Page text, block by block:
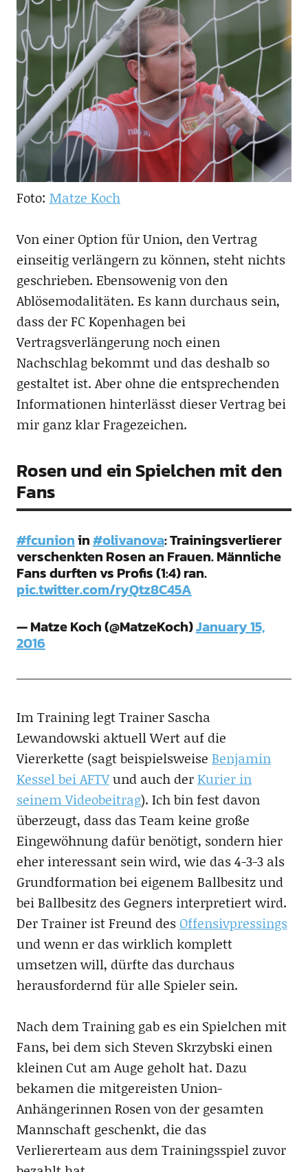
Foto: Matze Koch
Von einer Option für Union, den Vertrag
einseitig verlängern zu können, steht nichts
geschrieben. Ebensowenig von den
Ablösemodalitäten. Es kann durchaus sein,
dass der FC Kopenhagen bei
Vertragsverlängerung noch einen
Nachschlag bekommt und das deshalb so
gestaltet ist. Aber ohne die entsprechenden
Informationen hinterlässt dieser Vertrag bei
mir ganz klar Fragezeichen.
Rosen und ein Spielchen mit den
Fans
#fcunionin#olivanova: Trainingsverlierer
verschenkten Rosen an Frauen. Männliche
Fans durften vs Profis (1:4) ran.
pic.twitter.com/ryQtz8C45A
— Matze Koch (@MatzeKoch)January 15,
2016
Im Training legt Trainer Sascha
Lewandowski aktuell Wert auf die
Viererkette (sagt beispielsweise Benjamin
Kessel bei AFTVund auch derKurier in
seinem Videobeitrag). Ich bin fest davon
überzeugt, dass das Team keine große
Eingewöhnung dafür benötigt, sondern hier
eher interessant sein wird, wie das 4-3-3 als
Grundformation bei eigenem Ballbesitz und
bei Ballbesitz des Gegners interpretiert wird.
Der Trainer ist Freund des Offensivpressings
und wenn er das wirklich komplett
umsetzen will, dürfte das durchaus
herausfordernd für alle Spieler sein.
Nach dem Training gab es ein Spielchen mit
Fans, bei dem sich Steven Skrzybski einen
kleinen Cut am Auge geholt hat. Dazu
bekamen die mitgereisten Union-
Anhängerinnen Rosen von der gesamten
Mannschaft geschenkt, die das
Verliererteam aus dem Trainingsspiel zuvor